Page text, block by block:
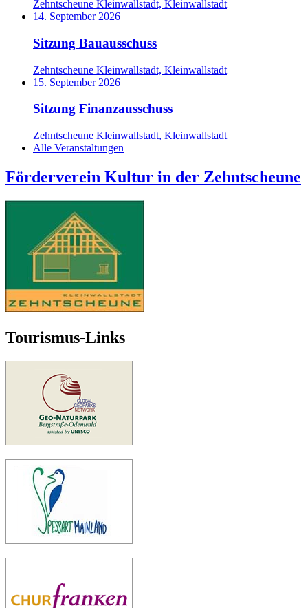
Zehntscheune Kleinwallstadt, Kleinwallstadt
14. September 2026
Sitzung Bauausschuss
Zehntscheune Kleinwallstadt, Kleinwallstadt
15. September 2026
Sitzung Finanzausschuss
Zehntscheune Kleinwallstadt, Kleinwallstadt
Alle Veranstaltungen
Förderverein Kultur in der Zehntscheune
Tourismus-Links